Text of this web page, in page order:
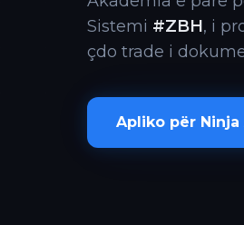
Sistemi #ZBH, i
çdo trade i
Apliko për